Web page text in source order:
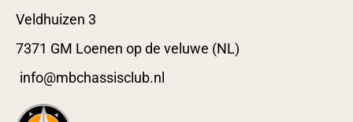
Veldhuizen 3
7371 GM Loenen op de veluwe (NL)
info@mbchassisclub.nl